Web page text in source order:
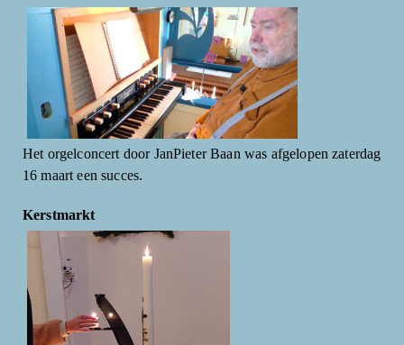
Het orgelconcert door JanPieter Baan was afgelopen zaterdag
16 maart een succes.
Kerstmarkt